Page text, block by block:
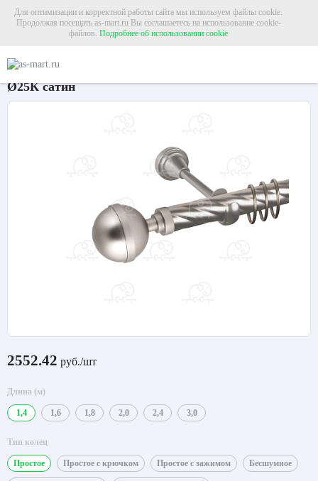
Для оптимизации и корректной работы сайта мы используем файлы cookie.
Продолжая посещать as-mart.ru Вы соглашаетесь на использование cookie-
файлов. Подробнее об использовании cookie
Карниз для штор однорядный «Шар большой»
Ø25К сатин
2552.42 руб./шт
Длина (м)
1,4 1,6 1,8 2,0 2,4 3,0
Тип колец
Простое Простое с крючком Простое с зажимом Бесшумное